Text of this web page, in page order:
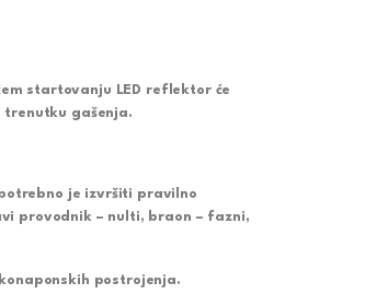
startovanju LED reflektor će
gašenja.
je izvršiti pravilno
provodnik – nulti, braon – fazni,
postrojenja.